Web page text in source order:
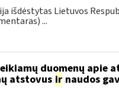
išdėstytas Lietuvos
...
duomenų apie
atstovus irnaudos